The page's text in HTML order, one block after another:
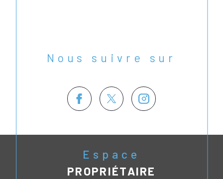
Nous suivre sur
Espace
PROPRIÉTAIRE